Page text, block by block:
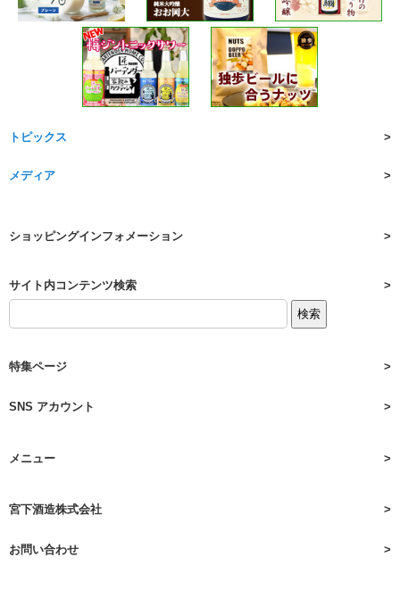
トピックス
メディア
ショッピングインフォメーション
サイト内コンテンツ検索
特集ページ
SNS アカウント
メニュー
宮下酒造株式会社
お問い合わせ